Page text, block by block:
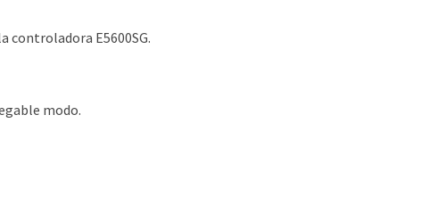
controladora E5600SG.
modo.